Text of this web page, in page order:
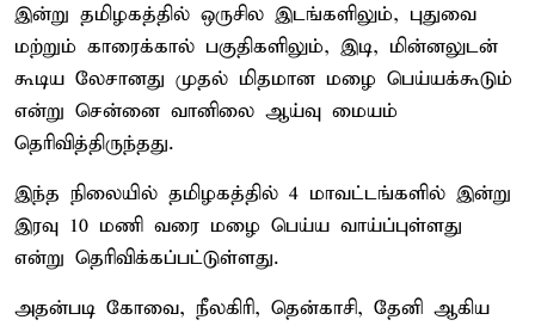
இன்று தமிழகத்தில் ஒருசில இடங்களிலும், புதுவை
மற்றும் காரைக்கால் பகுதிகளிலும், இடி, மின்னலுடன்
கூடிய லேசானது முதல் மிதமான மழை பெய்யக்கூடும்
என்று சென்னை வானிலை ஆய்வு மையம்
தெரிவித்திருந்தது.
இந்த நிலையில் தமிழகத்தில் 4 மாவட்டங்களில் இன்று
இரவு 10 மணி வரை மழை பெய்ய வாய்ப்புள்ளது
என்று தெரிவிக்கப்பட்டுள்ளது.
அதன்படி கோவை, நீலகிரி, தென்காசி, தேனி ஆகிய